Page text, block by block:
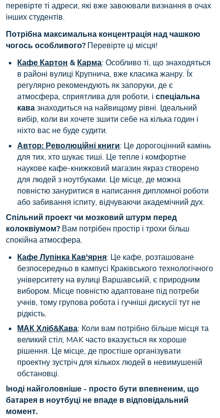
перевірте ті адреси, які вже завоювали визнання в очах
інших студентів.
Потрібна максимальна концентрація над чашкою
чогось особливого?Перевірте ці місця!
Кафе Картон &Карма: Особливо ті, що знаходяться
в районі вулиці Крупнича, вже класика жанру. Їх
регулярно рекомендують як запоруки, де є
атмосфера, сприятлива для роботи, іспеціальна
кавазнаходиться на найвищому рівні. Ідеальний
вибір, коли ви хочете зшити себе на кілька годин і
ніхто вас не буде судити.
Автор: Революційні книги: Це дорогоцінний камінь
для тих, хто шукає тиші. Це тепле і комфортне
наукове кафе-книжковий магазин якраз створено
для людей з ноутбуками. Це місце, де можна
повністю зануритися в написання дипломної роботи
або забивання іспиту, відчуваючи академічний дух.
Спільний проект чи мозковий штурм перед
колоквіумом? Вам потрібен простір і трохи більш
спокійна атмосфера.
Кафе Лупінка Кав'ярня: Це кафе, розташоване
безпосередньо в кампусі Краківського технологічного
університету на вулиці Варшавській, є природним
вибором. Місце повністю адаптоване під потреби
учнів, тому групова робота і гучніші дискусії тут не
рідкість.
МАК Хліб&Кава: Коли вам потрібно більше місця та
великий стіл, MAK часто вказується як хороше
рішення. Це місце, де простіше організувати
проектну зустріч для кількох людей в невимушеній
обстановці.
Іноді найголовніше - просто бути впевненим, що
батарея в ноутбуці не впаде в відповідальний
момент.